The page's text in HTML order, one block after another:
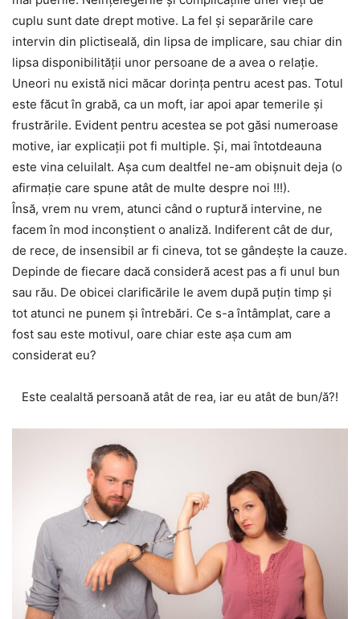
cuplu sunt date drept motive. La fel şi separările care
intervin din plictiseală, din lipsa de implicare, sau chiar din
lipsa disponibilităţii unor persoane de a avea o relaţie.
Uneori nu există nici măcar dorinţa pentru acest pas. Totul
este făcut în grabă, ca un moft, iar apoi apar temerile şi
frustrările. Evident pentru acestea se pot găsi numeroase
motive, iar explicaţii pot fi multiple. Şi, mai întotdeauna
este vina celuilalt. Aşa cum dealtfel ne-am obişnuit deja (o
afirmaţie care spune atât de multe despre noi !!!).
Însă, vrem nu vrem, atunci când o ruptură intervine, ne
facem în mod inconştient o analiză. Indiferent cât de dur,
de rece, de insensibil ar fi cineva, tot se gândeşte la cauze.
Depinde de fiecare dacă consideră acest pas a fi unul bun
sau rău. De obicei clarificările le avem după puţin timp şi
tot atunci ne punem şi întrebări. Ce s-a întâmplat, care a
fost sau este motivul, oare chiar este aşa cum am
considerat eu?
Este cealaltă persoană atât de rea, iar eu atât de bun/ă?!